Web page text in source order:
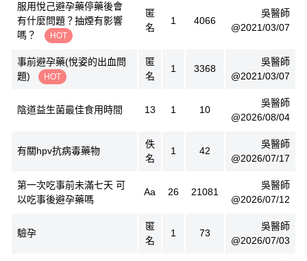
服用悅己避孕藥停藥後會
有什麼問題？抽煙有影響
嗎？
HOT
匿
名
1 4066
吳醫師
@2021/03/07
事前避孕藥(悅姿的出血問
題)
HOT
匿
名
1 3368
吳醫師
@2021/03/07
陰道益生菌最佳食用時間 13 1 10
吳醫師
@2026/08/04
有關hpv抗病毒藥物
佚
名
1 42
吳醫師
@2026/07/17
第一次吃事前未滿七天 可
以吃事後避孕藥嗎
Aa 26 21081
吳醫師
@2026/07/12
驗孕
匿
名
1 73
吳醫師
@2026/07/03